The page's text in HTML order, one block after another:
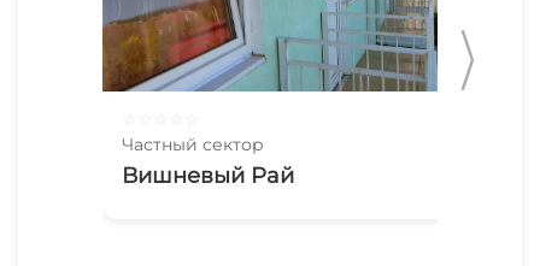
Частный сектор
Вишневый Рай